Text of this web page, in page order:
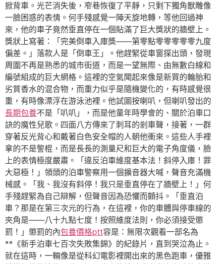
掀背車。光芒消失後，窄巷恢復了平靜，只剩下獨角獸雕像
一臉困惑的表情。何手殘感覺一陣天旋地轉，等他回過神
來，他的車子竟然垂直停在一個貼滿了巨大獎狀的牆壁上。
獎狀上寫著：「完美倒車入庫獎——第零點零零零零零九度
偏差。」落款人是「倒車王」。他趕緊從車窗探出頭，發現
周圍不再是熟悉的城市街道，而是一望無際、由無數白線和
編號組成的巨大網格。這裡的空氣聞起來像是新買的輪胎和
劣質香水的混合物，而重力似乎是隨機變化的，有時感覺很
重，有時像漂浮在游泳池裡。他試圖按喇叭，但喇叭發出的
長期包養不是「叭叭」，而是他童年時學會的、關於泊車口
訣的魔性兒歌。四面八方傳來了刺耳的剎車聲，接著，一群
穿著反光背心和戴著白色安全帽的人朝他衝來。這些人手裡
拿的不是警棍，而是長長的測量尺和巨大的電子角度儀，臉
上的表情極度嚴肅。「違反泊車維度基本法！斜停入庫！罪
大惡極！」領頭的泊車警察用一個擴音器大喊，聲音充滿機
械感。「我、我沒有斜停！我只是垂直停在了牆壁上！」何
手殘趕緊為自己辯解，但聲音因為恐懼而顫抖。「垂直泊
車？那是在第三次元的行為，在這裡，你的車體與停車線的
夾角是——八十九點七度！按照維度法則，你必須接受懲
罰！」懲罰的內包養價格ptt容是：無限次觀看一部名為
**《新手泊車七百次失敗集錦》的紀錄片，直到哭泣為止。
就在這時，一輛像是從科幻電影裡開出來的黑色跑車，優雅